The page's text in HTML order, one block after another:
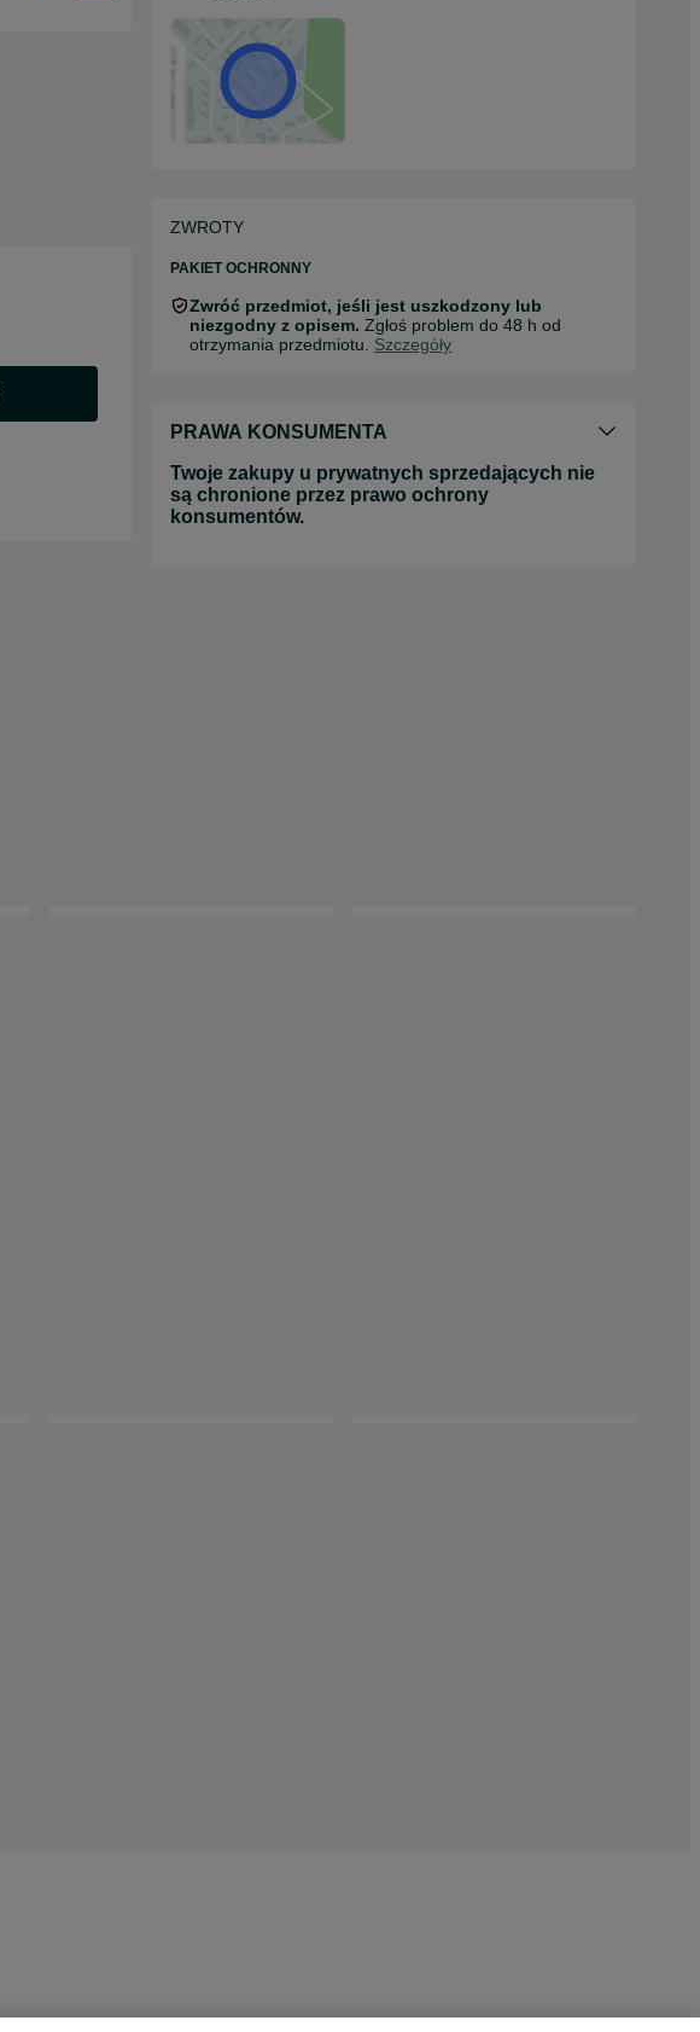
ZWROTY
PAKIET OCHRONNY
Zwróć przedmiot, jeśli jest uszkodzony lub
niezgodny z opisem. Zgłoś problem do 48 h od
otrzymania przedmiotu. Szczegóły
PRAWA KONSUMENTA
Twoje zakupy u prywatnych sprzedających nie
są chronione przez prawo ochrony
konsumentów.